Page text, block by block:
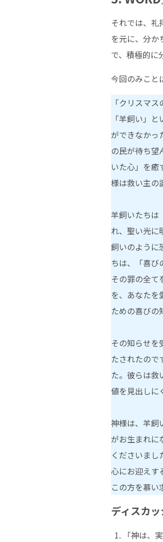
それでは、礼
を元に、分か
で、積極的に
今回のみこと
「クリスマ
「羊飼い」
ができなかっ
の民が待ち望
いた心」を癒
様は救い主の
羊飼いたちは
れ、聖い光に
飼いのように
ちは、「喜び
その罪の全て
を、あなたを
ための喜びの
その知らせを
たされたので
た。彼らは救
値を見出しに
神様は、羊飼
がお生まれに
くださいま
心にお迎えす
この方を慕い
ディスカ
「神は、